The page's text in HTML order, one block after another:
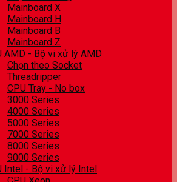
Mainboard X
Mainboard H
Mainboard B
Mainboard Z
AMD - Bộ vi xử lý AMD
Chọn theo Socket
Threadripper
CPU Tray - No box
3000 Series
4000 Series
5000 Series
7000 Series
8000 Series
9000 Series
Intel - Bộ vi xử lý Intel